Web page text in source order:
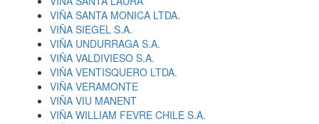
VIÑA SANTA MONICA LTDA.
VIÑA SIEGEL S.A.
VIÑA UNDURRAGA S.A.
VIÑA VALDIVIESO S.A.
VIÑA VENTISQUERO LTDA.
VIÑA VERAMONTE
VIÑA VIU MANENT
VIÑA WILLIAM FEVRE CHILE S.A.